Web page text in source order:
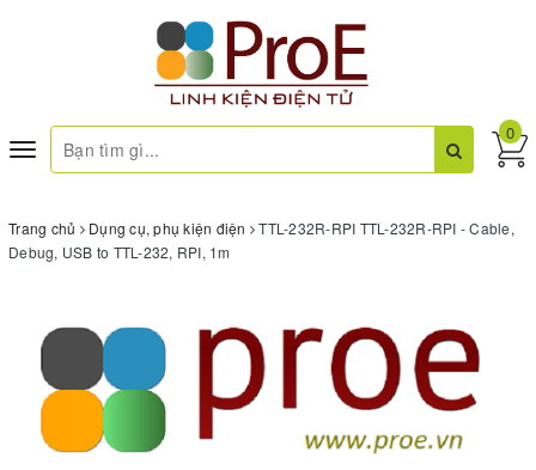
Toggle
navigation
0
Trang chủ Dụng cụ, phụ kiện điện
TTL-232R-RPI TTL-232R-RPI - Cable,
Debug, USB to TTL-232, RPI, 1m